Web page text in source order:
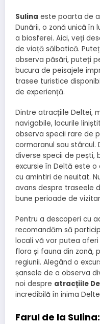
Sulina este poarta de
Dunării, o zonă unică în
a biosferei. Aici, veți
de viață sălbatică.
observa păsări, puteți
bucura de peisajele
trasee turistice
de experiență.
Dintre atracțiile Deltei,
navigabile, lacurile
observa specii rare de
cormoranul sau stârcul.
diverse specii de pești,
excursie în Deltă este o
cu amintiri de neuitat.
avans despre traseele
bune perioade de
Pentru a descoperi cu
recomandăm să
locali vă vor putea
flora și fauna din zonă,
regiunii. Alegând o
șansele de a observa
noi despre atracțiile
incredibilă în inima
Farul de la